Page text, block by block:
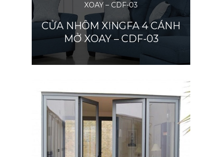
XOAY – CDF-03
CỬA NHÔM XINGFA 4 CÁNH
MỞ XOAY – CDF-03